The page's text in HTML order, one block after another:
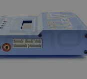
cookie slouží k uložení
na webové stránce.
souvisejících s uživatelskými
type